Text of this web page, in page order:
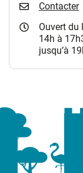
Contacter
Ouvert du
14h à
jusqu’à